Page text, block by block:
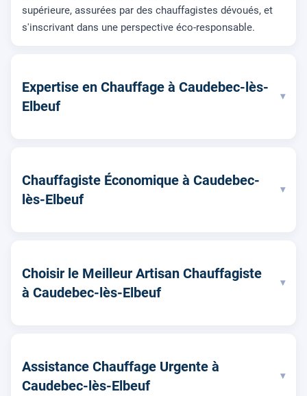
supérieure, assurées par des chauffagistes dévoués, et
s'inscrivant dans une perspective éco-responsable.
Expertise en Chauffage à Caudebec-lès-
Elbeuf
▾
Chauffagiste Économique à Caudebec-
lès-Elbeuf
▾
Choisir le Meilleur Artisan Chauffagiste
à Caudebec-lès-Elbeuf
▾
Assistance Chauffage Urgente à
Caudebec-lès-Elbeuf
▾